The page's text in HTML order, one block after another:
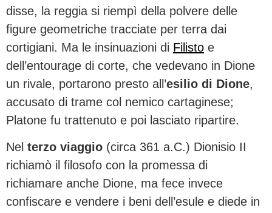
disse, la reggia si riempì della polvere delle
figure geometriche tracciate per terra dai
cortigiani. Ma le insinuazioni di Filisto e
dell’entourage di corte, che vedevano in Dione
un rivale, portarono presto all’esilio di Dione,
accusato di trame col nemico cartaginese;
Platone fu trattenuto e poi lasciato ripartire.
Nel terzo viaggio (circa 361 a.C.) Dionisio II
richiamò il filosofo con la promessa di
richiamare anche Dione, ma fece invece
confiscare e vendere i beni dell’esule e diede in